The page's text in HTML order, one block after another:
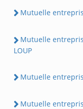
Mutuelle
Mutuelle
LOUP
Mutuelle
Mutuelle